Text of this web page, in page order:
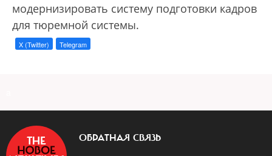
модернизировать систему подготовки кадров
для тюремной системы.
X (Twitter) Telegram
ОБРАТНАЯ СВЯЗЬ